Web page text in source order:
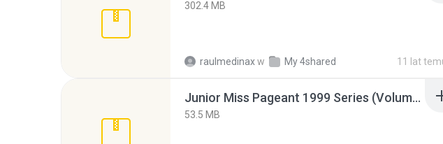
302.4 MB
raulmedinaxw My 4shared 11 lat
Junior Miss Pageant 1999 Series (Volume I Part I NC 6).7z
53.5 MB